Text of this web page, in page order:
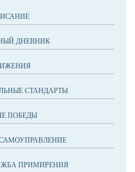
ДНЕВНИК
СТАНДАРТЫ
ПОБЕДЫ
ПРИМИРЕНИЯ